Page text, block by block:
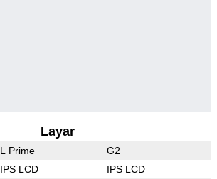
Layar
L Prime G2
IPS LCD IPS LCD